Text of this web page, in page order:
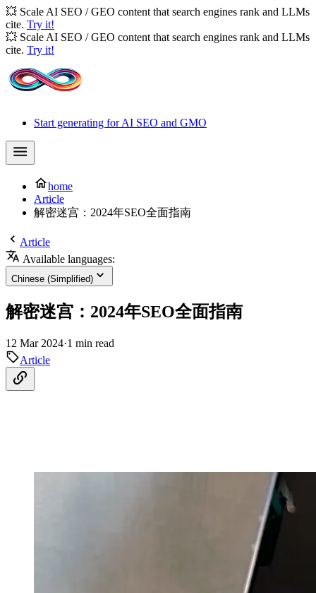
💥 Scale AI SEO / GEO content that search engines rank and LLMs
cite. Try it!
💥 Scale AI SEO / GEO content that search engines rank and LLMs
cite. Try it!
Start generating for AI SEO and GMO
home
Article
解密迷宫：2024年SEO全面指南
Article
Available languages:
Chinese (Simplified)
解密迷宫：2024年SEO全面指南
12 Mar 2024·1 min read
Article